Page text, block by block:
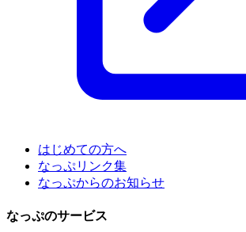
はじめての方へ
なっぷリンク集
なっぷからのお知らせ
なっぷのサービス